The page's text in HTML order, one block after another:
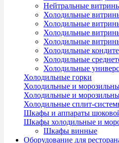
Нейтральные
Холодильные
Холодильные
Холодильные
Холодильные
Холодильные
Холодильные
Холодильные
Холодильные горки
Холодильные и
Холодильные и
Холодильные сплит-
Шкафы и аппараты
Шкафы холодильные и
Шкафы винные
Оборудование для